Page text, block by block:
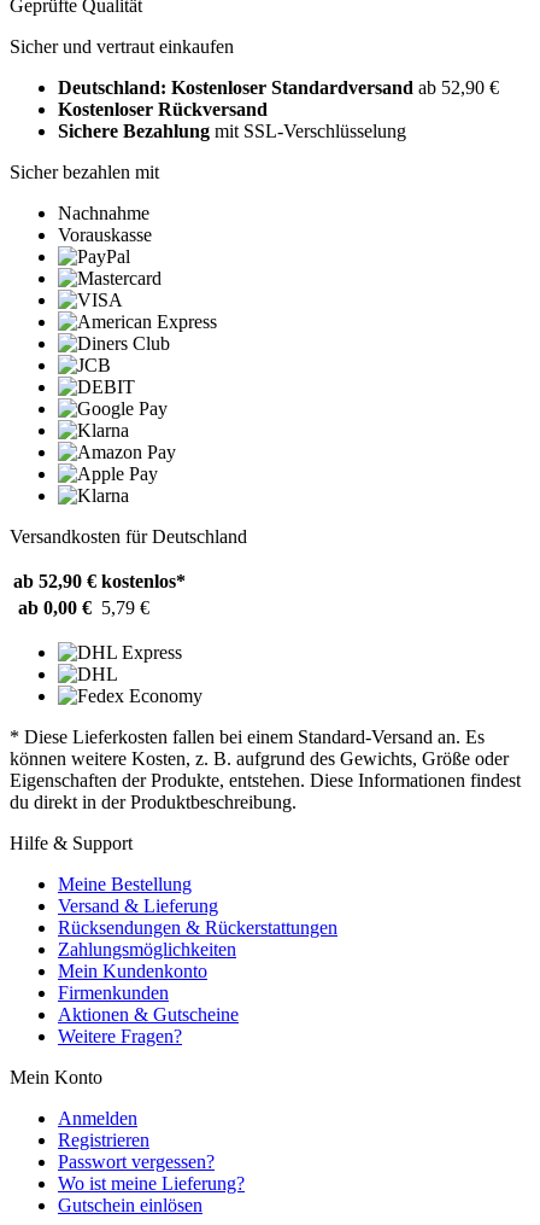
Geprüfte Qualität
Sicher und vertraut einkaufen
Deutschland: Kostenloser Standardversand ab 52,90 €
Kostenloser Rückversand
Sichere Bezahlung mit SSL-Verschlüsselung
Sicher bezahlen mit
Nachnahme
Vorauskasse
Versandkosten für Deutschland
ab 52,90 € kostenlos*
ab 0,00 € 5,79 €
* Diese Lieferkosten fallen bei einem Standard-Versand an. Es
können weitere Kosten, z. B. aufgrund des Gewichts, Größe oder
Eigenschaften der Produkte, entstehen. Diese Informationen findest
du direkt in der Produktbeschreibung.
Hilfe & Support
Meine Bestellung
Versand & Lieferung
Rücksendungen & Rückerstattungen
Zahlungsmöglichkeiten
Mein Kundenkonto
Firmenkunden
Aktionen & Gutscheine
Weitere Fragen?
Mein Konto
Anmelden
Registrieren
Passwort vergessen?
Wo ist meine Lieferung?
Gutschein einlösen